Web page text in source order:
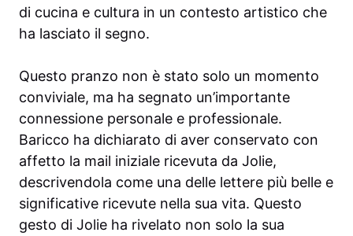
di cucina e cultura in un contesto artistico che
ha lasciato il segno.
Questo pranzo non è stato solo un momento
conviviale, ma ha segnato un’importante
connessione personale e professionale.
Baricco ha dichiarato di aver conservato con
affetto la mail iniziale ricevuta da Jolie,
descrivendola come una delle lettere più belle e
significative ricevute nella sua vita. Questo
gesto di Jolie ha rivelato non solo la sua